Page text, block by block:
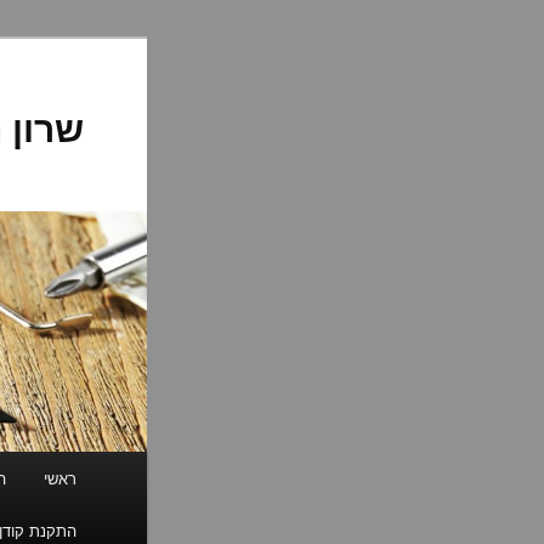
ראשי
התקנת